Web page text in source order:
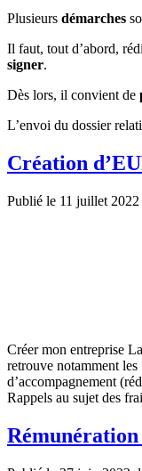
Plusieurs démarches
Il faut, tout d’abord,
signer.
Dès lors, il convient de
L’envoi du dossier
Création
Publié le 11 juillet 2022
Créer mon entreprise
retrouve notamment
d’accompagnement
Rappels au sujet des